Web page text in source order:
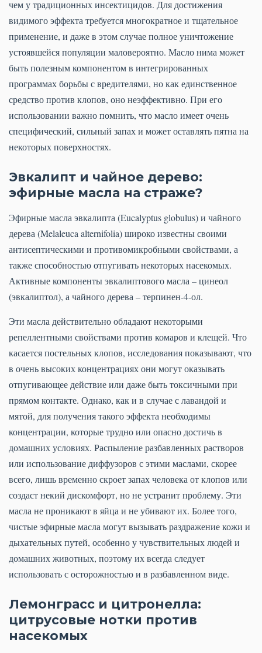
чем у традиционных инсектицидов. Для достижения
видимого эффекта требуется многократное и тщательное
применение, и даже в этом случае полное уничтожение
устоявшейся популяции маловероятно. Масло нима может
быть полезным компонентом в интегрированных
программах борьбы с вредителями, но как единственное
средство против клопов, оно неэффективно. При его
использовании важно помнить, что масло имеет очень
специфический, сильный запах и может оставлять пятна на
некоторых поверхностях.
Эвкалипт и чайное дерево:
эфирные масла на страже?
Эфирные масла эвкалипта (Eucalyptus globulus) и чайного
дерева (Melaleuca alternifolia) широко известны своими
антисептическими и противомикробными свойствами, а
также способностью отпугивать некоторых насекомых.
Активные компоненты эвкалиптового масла – цинеол
(эвкалиптол), а чайного дерева – терпинен-4-ол.
Эти масла действительно обладают некоторыми
репеллентными свойствами против комаров и клещей. Что
касается постельных клопов, исследования показывают, что
в очень высоких концентрациях они могут оказывать
отпугивающее действие или даже быть токсичными при
прямом контакте. Однако, как и в случае с лавандой и
мятой, для получения такого эффекта необходимы
концентрации, которые трудно или опасно достичь в
домашних условиях. Распыление разбавленных растворов
или использование диффузоров с этими маслами, скорее
всего, лишь временно скроет запах человека от клопов или
создаст некий дискомфорт, но не устранит проблему. Эти
масла не проникают в яйца и не убивают их. Более того,
чистые эфирные масла могут вызывать раздражение кожи и
дыхательных путей, особенно у чувствительных людей и
домашних животных, поэтому их всегда следует
использовать с осторожностью и в разбавленном виде.
Лемонграсс и цитронелла:
цитрусовые нотки против
насекомых